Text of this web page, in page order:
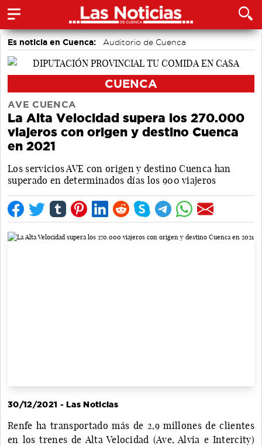
Es noticia en Cuenca: Auditorio de Cuenca
CUENCA
AVE CUENCA
La Alta Velocidad supera los 270.000
viajeros con origen y destino Cuenca
en 2021
Los servicios AVE con origen y destino Cuenca han
superado en determinados días los 900 viajeros
30/12/2021 - Las Noticias
Renfe ha transportado más de 2,9 millones de clientes
en los trenes de Alta Velocidad (Ave, Alvia e Intercity)